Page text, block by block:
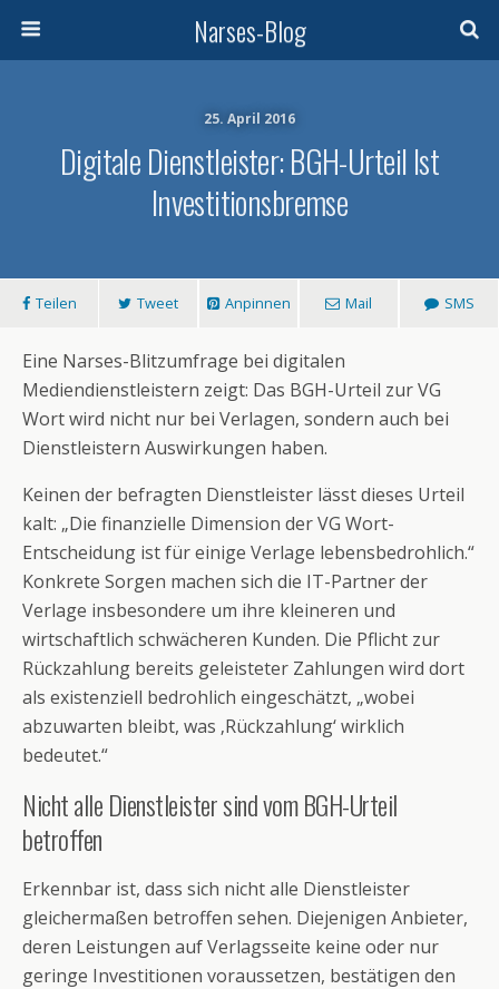
Narses-Blog
25. April 2016
Digitale Dienstleister: BGH-Urteil Ist
Investitionsbremse
Teilen Tweet Anpinnen Mail SMS
Eine Narses-Blitzumfrage bei digitalen
Mediendienstleistern zeigt: Das BGH-Urteil zur VG
Wort wird nicht nur bei Verlagen, sondern auch bei
Dienstleistern Auswirkungen haben.
Keinen der befragten Dienstleister lässt dieses Urteil
kalt: „Die finanzielle Dimension der VG Wort-
Entscheidung ist für einige Verlage lebensbedrohlich.“
Konkrete Sorgen machen sich die IT-Partner der
Verlage insbesondere um ihre kleineren und
wirtschaftlich schwächeren Kunden. Die Pflicht zur
Rückzahlung bereits geleisteter Zahlungen wird dort
als existenziell bedrohlich eingeschätzt, „wobei
abzuwarten bleibt, was ‚Rückzahlung‘ wirklich
bedeutet.“
Nicht alle Dienstleister sind vom BGH-Urteil
betroffen
Erkennbar ist, dass sich nicht alle Dienstleister
gleichermaßen betroffen sehen. Diejenigen Anbieter,
deren Leistungen auf Verlagsseite keine oder nur
geringe Investitionen voraussetzen, bestätigen den